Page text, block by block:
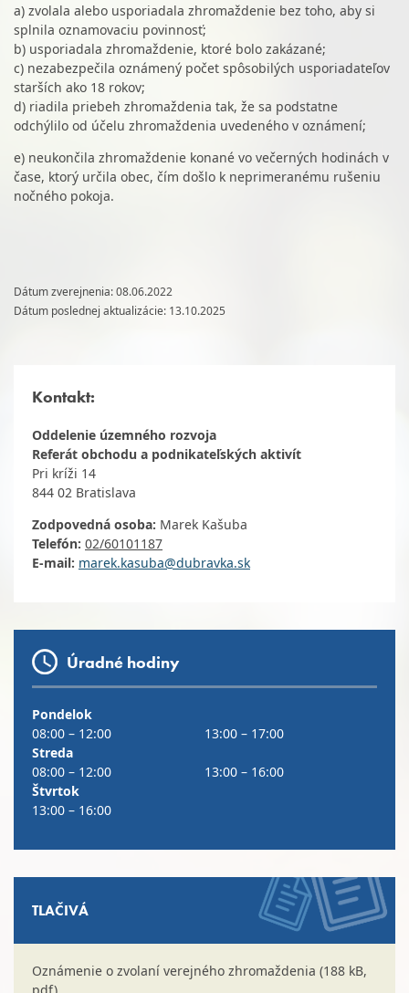
a) zvolala alebo usporiadala zhromaždenie bez toho, aby si
splnila oznamovaciu povinnosť;
b) usporiadala zhromaždenie, ktoré bolo zakázané;
c) nezabezpečila oznámený počet spôsobilých usporiadateľov
starších ako 18 rokov;
d) riadila priebeh zhromaždenia tak, že sa podstatne
odchýlilo od účelu zhromaždenia uvedeného v oznámení;
e) neukončila zhromaždenie konané vo večerných hodinách v
čase, ktorý určila obec, čím došlo k neprimeranému rušeniu
nočného pokoja.
Dátum zverejnenia: 08.06.2022
Dátum poslednej aktualizácie: 13.10.2025
Kontakt:
Oddelenie územného rozvoja
Referát obchodu a podnikateľských aktivít
Pri kríži 14
844 02 Bratislava
Zodpovedná osoba: Marek Kašuba
Telefón: 02/60101187
E-mail: marek.kasuba@dubravka.sk
Úradné hodiny
Pondelok
08:00 – 12:00
13:00 – 17:00
Streda
08:00 – 12:00
13:00 – 16:00
Štvrtok
13:00 – 16:00
TLAČIVÁ
Oznámenie o zvolaní verejného zhromaždenia (188 kB,
pdf)